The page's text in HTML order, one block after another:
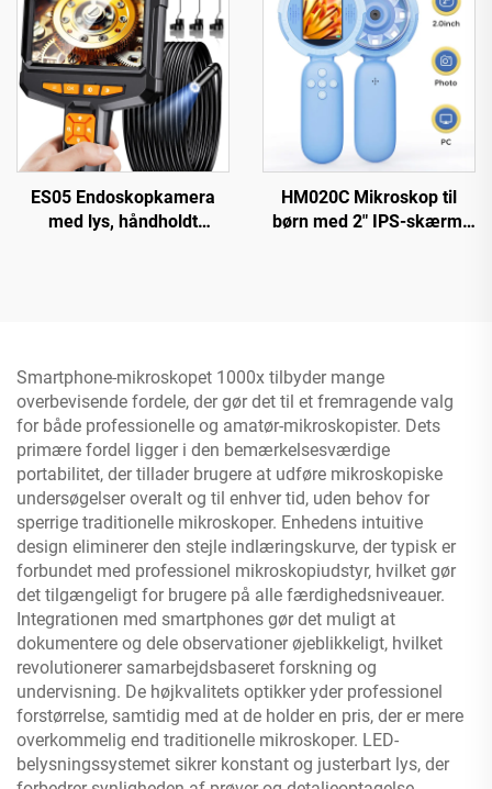
ES05 Endoskopkamera
med lys, håndholdt
HM020C Mikroskop til
børn med 2" IPS-skærm,
Smartphone-mikroskopet 1000x tilbyder mange
overbevisende fordele, der gør det til et fremragende valg
for både professionelle og amatør-mikroskopister. Dets
primære fordel ligger i den bemærkelsesværdige
portabilitet, der tillader brugere at udføre mikroskopiske
undersøgelser overalt og til enhver tid, uden behov for
sperrige traditionelle mikroskoper. Enhedens intuitive
design eliminerer den stejle indlæringskurve, der typisk er
forbundet med professionel mikroskopiudstyr, hvilket gør
det tilgængeligt for brugere på alle færdighedsniveauer.
Integrationen med smartphones gør det muligt at
dokumentere og dele observationer øjeblikkeligt, hvilket
revolutionerer samarbejdsbaseret forskning og
undervisning. De højkvalitets optikker yder professionel
forstørrelse, samtidig med at de holder en pris, der er mere
overkommelig end traditionelle mikroskoper. LED-
belysningssystemet sikrer konstant og justerbart lys, der